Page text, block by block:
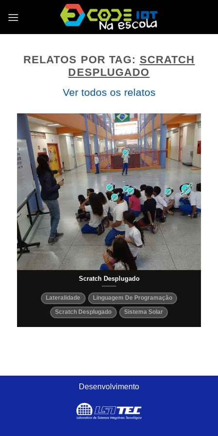
RELATOS POR TAG: SCRATCH
DESPLUGADO
Ver todos os relatos
Scratch Desplugado
Lateralidade Linguagem De Programação
Scratch Desplugado Sistema Solar
Desenvolvimento